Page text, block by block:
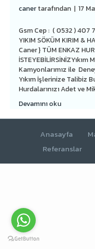
canertarafından | 17
Gsm Cep : ( 0532 ) 407
YIKIM SÖKÜM KIRIM &
Caner } TÜM ENKAZ
Kamyonlarımız ile
Yıkım İşlerinize Talibiz
Hurdalarınızı Adet ve
Devamını oku
Anasayfa
Referanslar